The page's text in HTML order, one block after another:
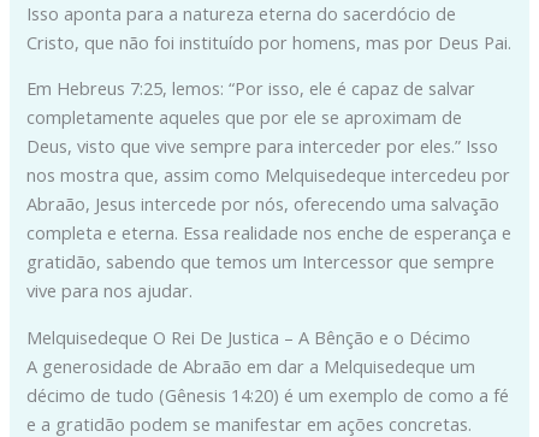
Isso aponta para a natureza eterna do sacerdócio de
Cristo, que não foi instituído por homens, mas por Deus Pai.
Em Hebreus 7:25, lemos: “Por isso, ele é capaz de salvar
completamente aqueles que por ele se aproximam de
Deus, visto que vive sempre para interceder por eles.” Isso
nos mostra que, assim como Melquisedeque intercedeu por
Abraão, Jesus intercede por nós, oferecendo uma salvação
completa e eterna. Essa realidade nos enche de esperança e
gratidão, sabendo que temos um Intercessor que sempre
vive para nos ajudar.
Melquisedeque O Rei De Justica – A Bênção e o Décimo
A generosidade de Abraão em dar a Melquisedeque um
décimo de tudo (Gênesis 14:20) é um exemplo de como a fé
e a gratidão podem se manifestar em ações concretas.